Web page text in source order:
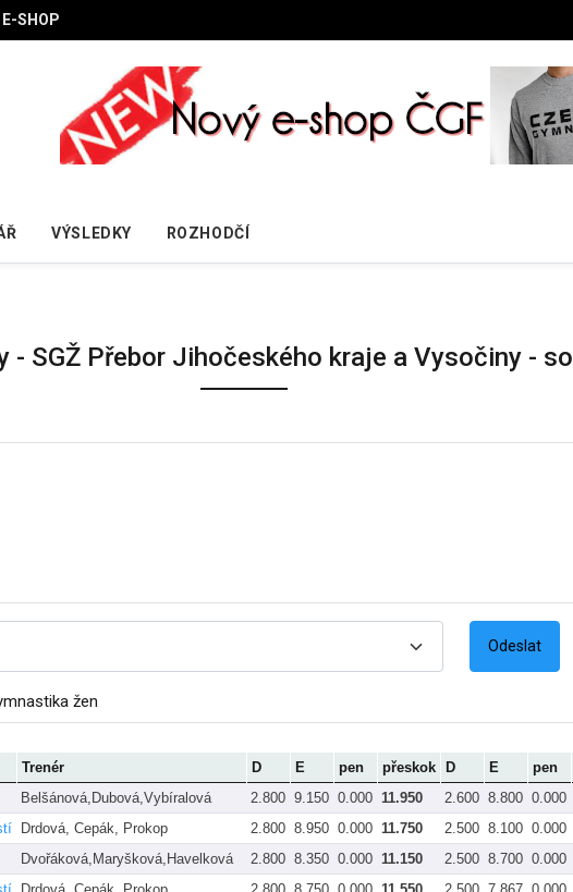
E-SHOP
VÝSLEDKY ROZHODČÍ
- SGŽ Přebor Jihočeského kraje a Vysočiny -
žen
Trenér D E pen přeskok D E pen
Belšánová,Dubová,Vybíralová
2.800 9.150 0.000 11.950 2.600 8.800 0.000
Drdová, Cepák, Prokop 2.800 8.950 0.000 11.750 2.500 8.100 0.000
Dvořáková,Maryšková,Havelková
2.800 8.350 0.000 11.150 2.500 8.700 0.000